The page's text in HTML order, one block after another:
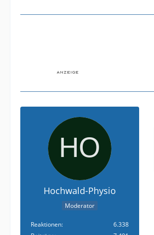
Hochwald-Physio
Moderator
Reaktionen
6.338